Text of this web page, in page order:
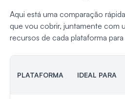
Aqui está uma comparação
que vou cobrir, juntamente com
recursos de cada plataforma
PLATAFORMA IDEAL PARA